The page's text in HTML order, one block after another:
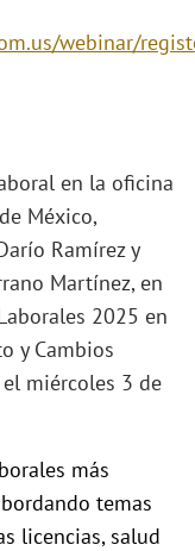
webinar/
en la oficina
México,
Ramírez y
Martínez, en
2025 en
y Cambios
miércoles 3 de
más
temas
licencias, salud